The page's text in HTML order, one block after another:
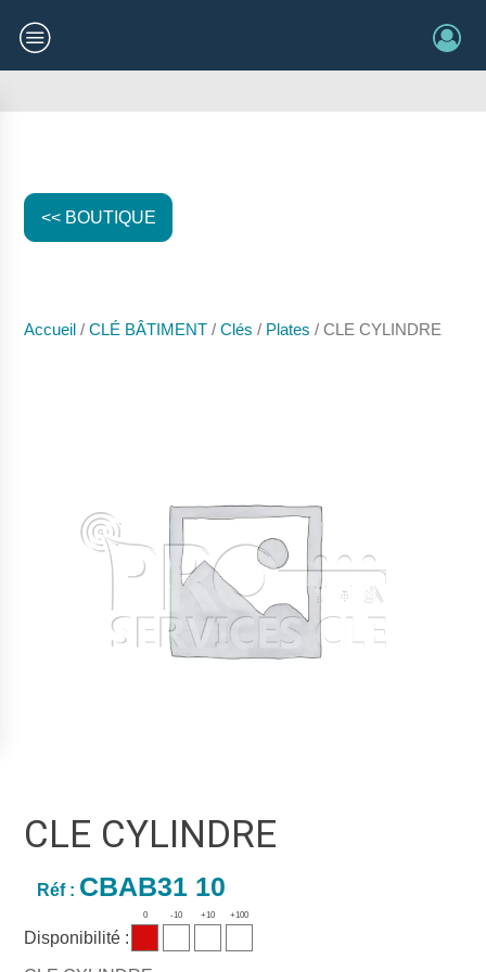
<< BOUTIQUE
Accueil /CLÉ BÂTIMENT /Clés / Plates / CLE CYLINDRE
CLE CYLINDRE
Réf : CBAB31 10
Disponibilité :
0 -10 +10 +100